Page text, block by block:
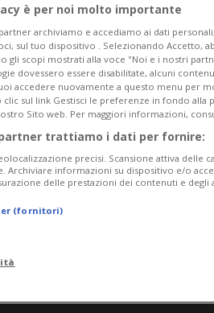
è per noi molto importante
partner archiviamo e accediamo ai dati
sul tuo dispositivo . Selezionando Accetto,
gli scopi mostrati alla voce "Noi e i nostri
dovessero essere disabilitate, alcuni
accedere nuovamente a questo menu per
clic sul link Gestisci le preferenze in fondo alla
Sito web. Per maggiori informazioni,
trattiamo i dati per fornire:
precisi. Scansione attiva delle
Archiviare informazioni su dispositivo e/o
delle prestazioni dei contenuti e
(fornitori)